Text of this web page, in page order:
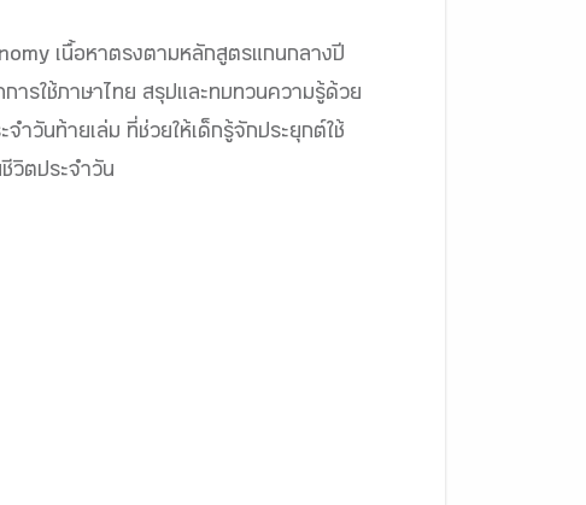
เนื้อหาตรงตามหลักสูตรแกนกลางปี
ารใช้ภาษาไทย สรุปและทบทวนความรู้ด้วย
ำวันท้ายเล่ม ที่ช่วยให้เด็กรู้จักประยุกต์ใช้
วิตประจำวัน